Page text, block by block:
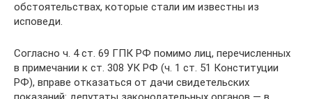
обстоятельствах, которые стали им известны из
исповеди.
Согласно ч. 4 ст. 69 ГПК РФ помимо лиц, перечисленных
в примечании к ст. 308 УК РФ (ч. 1 ст. 51 Конституции
РФ), вправе отказаться от дачи свидетельских